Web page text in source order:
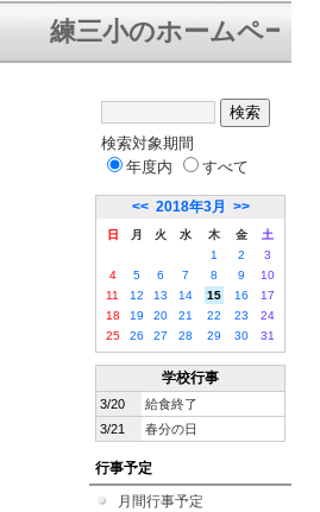
練三小のホームペー
検索対象期間
年度内
すべて
<< 2018年3月 >>
日 月 火 水 木 金
土
1
2
3
4
5 6 7 8 9
10
11
12 13 14 15 16
17
18
19 20 21 22 23
24
25
26 27 28 29 30 31
学校行事
3/20
給食終了
3/21
春分の日
行事予定
月間行事予定